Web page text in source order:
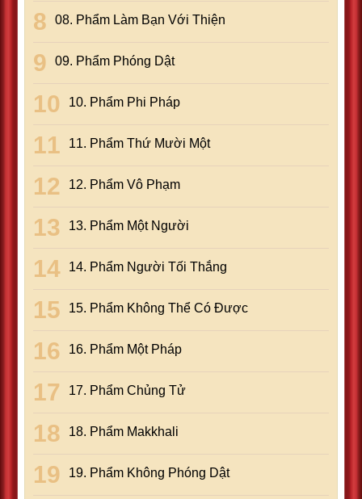
08. Phẩm Làm Bạn Với Thiện
09. Phẩm Phóng Dật
10. Phẩm Phi Pháp
11. Phẩm Thứ Mười Một
12. Phẩm Vô Phạm
13. Phẩm Một Người
14. Phẩm Người Tối Thắng
15. Phẩm Không Thể Có Ðược
16. Phẩm Một Pháp
17. Phẩm Chủng Tử
18. Phẩm Makkhali
19. Phẩm Không Phóng Dật